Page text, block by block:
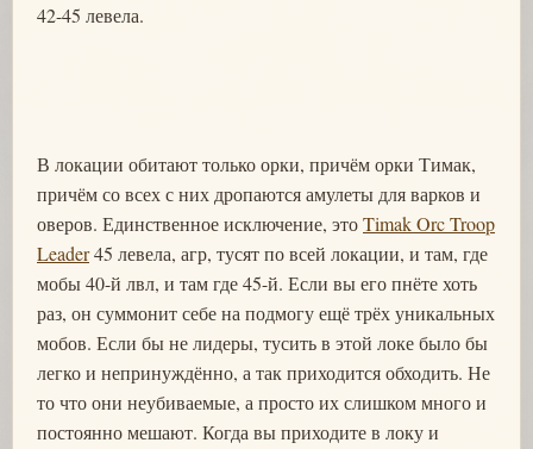
42-45 левела.
В локации обитают только орки, причём орки Тимак,
причём со всех с них дропаются амулеты для варков и
оверов. Единственное исключение, этоTimak Orc Troop
Leader45 левела, агр, тусят по всей локации, и там, где
мобы 40-й лвл, и там где 45-й. Если вы его пнёте хоть
раз, он суммонит себе на подмогу ещё трёх уникальных
мобов. Если бы не лидеры, тусить в этой локе было бы
легко и непринуждённо, а так приходится обходить. Не
то что они неубиваемые, а просто их слишком много и
постоянно мешают. Когда вы приходите в локу и